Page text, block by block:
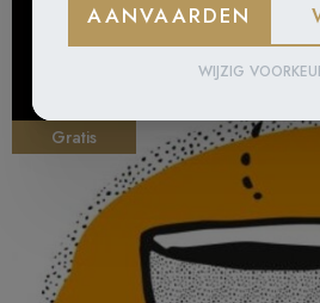
zondag
7
Gratis
AANVAARDEN
WIJZIG